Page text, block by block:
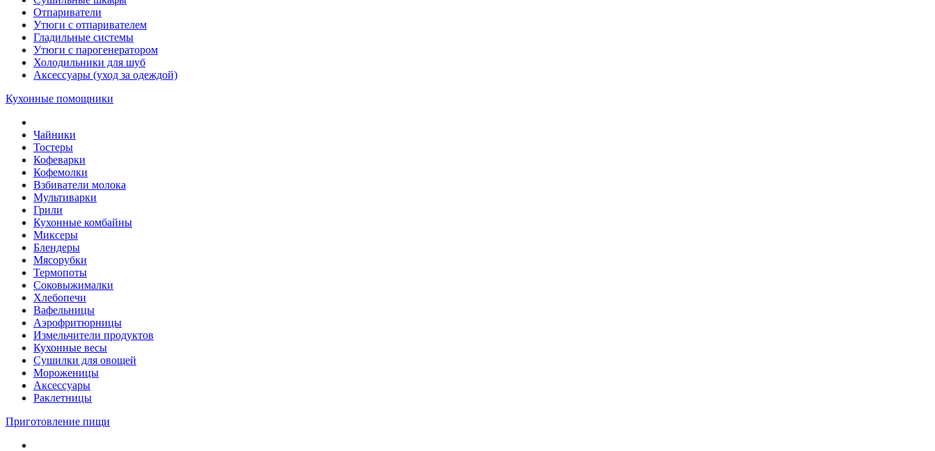
Отпариватели
Утюги с отпаривателем
Гладильные системы
Утюги с парогенератором
Холодильники для шуб
Аксессуары (уход за одеждой)
Кухонные помощники
Чайники
Тостеры
Кофеварки
Кофемолки
Взбиватели молока
Мультиварки
Грили
Кухонные комбайны
Mиксеры
Блендеры
Мясорубки
Термопоты
Соковыжималки
Хлебопечи
Вафельницы
Аэрофритюрницы
Измельчители продуктов
Кухонные весы
Сушилки для овощей
Мороженицы
Аксессуары
Раклетницы
Приготовление пищи